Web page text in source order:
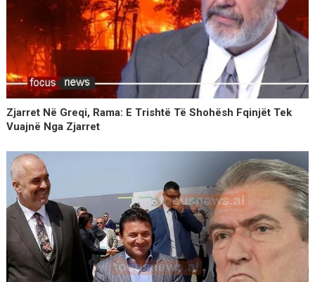
Zjarret Në Greqi, Rama: E Trishtë Të Shohësh Fqinjët Tek
Vuajnë Nga Zjarret